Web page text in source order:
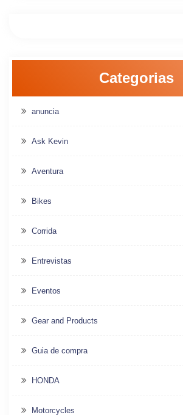
Categorias
anuncia
Ask Kevin
Aventura
Bikes
Corrida
Entrevistas
Eventos
Gear and Products
Guia de compra
HONDA
Motorcycles